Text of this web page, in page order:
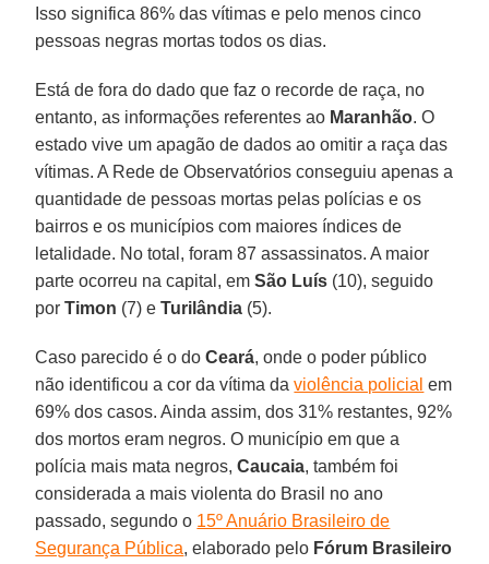
Isso significa 86% das vítimas e pelo menos cinco
pessoas negras mortas todos os dias.
Está de fora do dado que faz o recorde de raça, no
entanto, as informações referentes ao Maranhão. O
estado vive um apagão de dados ao omitir a raça das
vítimas. A Rede de Observatórios conseguiu apenas a
quantidade de pessoas mortas pelas polícias e os
bairros e os municípios com maiores índices de
letalidade. No total, foram 87 assassinatos. A maior
parte ocorreu na capital, emSão Luís (10), seguido
porTimon (7) eTurilândia (5).
Caso parecido é o doCeará, onde o poder público
não identificou a cor da vítima daviolência policial em
69% dos casos. Ainda assim, dos 31% restantes, 92%
dos mortos eram negros. O município em que a
polícia mais mata negros,Caucaia, também foi
considerada a mais violenta do Brasil no ano
passado, segundo o 15º Anuário Brasileiro de
Segurança Pública, elaborado pelo Fórum Brasileiro